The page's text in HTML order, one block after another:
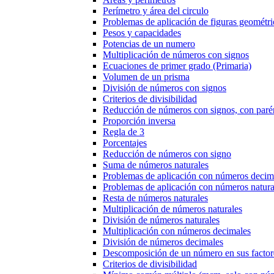
Perímetro y área del circulo
Problemas de aplicación de figuras
Pesos y capacidades
Potencias de un numero
Multiplicación de números con signos
Ecuaciones de primer grado (Primaria)
Volumen de un prisma
División de números con signos
Criterios de divisibilidad
Reducción de números con signos, con
Proporción inversa
Regla de 3
Porcentajes
Reducción de números con signo
Suma de números naturales
Problemas de aplicación con números
Problemas de aplicación con números
Resta de números naturales
Multiplicación de números naturales
División de números naturales
Multiplicación con números decimales
División de números decimales
Descomposición de un número en sus
Criterios de divisibilidad